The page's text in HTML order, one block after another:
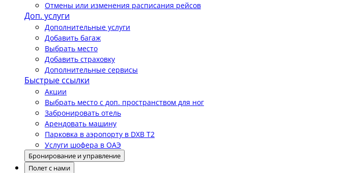
Отмены или изменения расписания рейсов
Доп. услуги
Дополнительные услуги
Добавить багаж
Выбрать место
Добавить страховку
Дополнительные сервисы
Быстрые ссылки
Акции
Выбрать место с доп. пространством для ног
Забронировать отель
Арендовать машину
Парковка в аэропорту в DXB T2
Услуги шофера в ОАЭ
Бронирование и управление
Полет с нами